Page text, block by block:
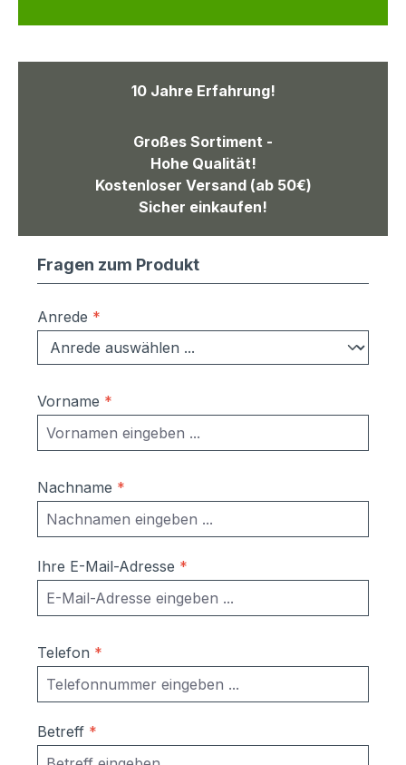
10 Jahre Erfahrung!
Großes Sortiment -
Hohe Qualität!
Kostenloser Versand (ab 50€)
Sicher einkaufen!
Fragen zum Produkt
Anrede *
Vorname *
Nachname *
Ihre E-Mail-Adresse *
Telefon *
Betreff *